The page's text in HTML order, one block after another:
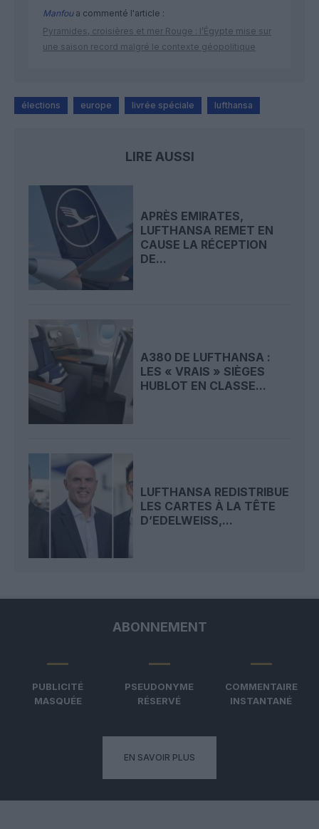
Manfoua commenté l'article :
Pyramides, croisières et mer Rouge : l’Égypte mise sur
une saison record malgré le contexte géopolitique
élections europe livrée spéciale lufthansa
LIRE AUSSI
APRÈS EMIRATES,
LUFTHANSA REMET EN
CAUSE LA RÉCEPTION
DE...
A380 DE LUFTHANSA :
LES « VRAIS » SIÈGES
HUBLOT EN CLASSE...
LUFTHANSA REDISTRIBUE
LES CARTES À LA TÊTE
D’EDELWEISS,...
ABONNEMENT
PUBLICITÉ
MASQUÉE
PSEUDONYME
RÉSERVÉ
COMMENTAIRE
INSTANTANÉ
EN SAVOIR PLUS